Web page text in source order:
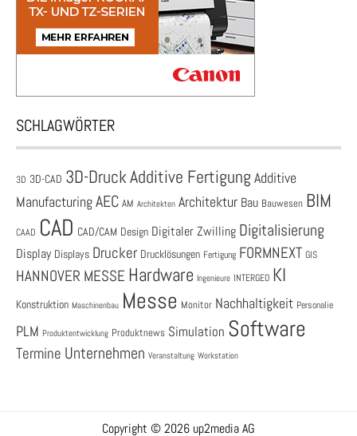
SCHLAGWÖRTER
3D 3D-CAD 3D-DruckAdditive Fertigung Additive
ManufacturingAEC AM Architekten Architektur Bau Bauwesen BIM
CAAD CAD CAD/CAM Design Digitaler Zwilling Digitalisierung
Display Displays Drucker Drucklösungen Fertigung FORMNEXT GIS
HANNOVER MESSE Hardware Ingenieure INTERGEO KI
Konstruktion Maschinenbau Messe Monitor Nachhaltigkeit Personalie
PLM Produktentwicklung Produktnews Simulation Software
Termine Unternehmen Veranstaltung Workstation
Copyright © 2026 up2media AG